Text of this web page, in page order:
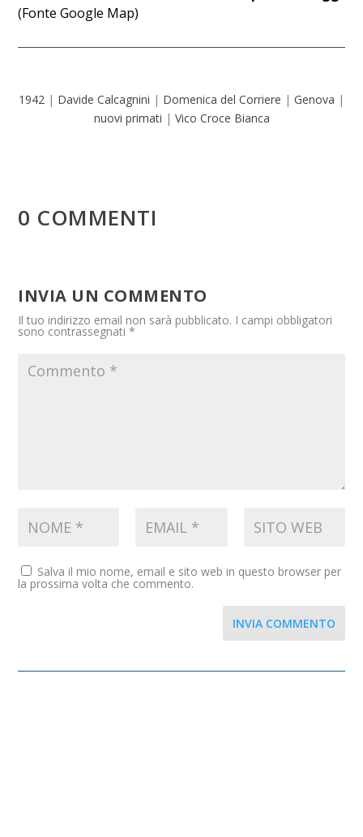
(Fonte Google Map)
1942 | Davide Calcagnini | Domenica del Corriere | Genova |
nuovi primati | Vico Croce Bianca
0 COMMENTI
INVIA UN COMMENTO
Il tuo indirizzo email non sarà pubblicato. I campi obbligatori
sono contrassegnati*
Salva il mio nome, email e sito web in questo browser per
la prossima volta che commento.
INVIA COMMENTO